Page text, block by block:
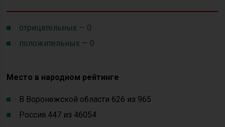
отрицательных — 0
положительных — 0
Место в народном рейтинге
В Воронежской области 626 из 965
Россия 447 из 46054